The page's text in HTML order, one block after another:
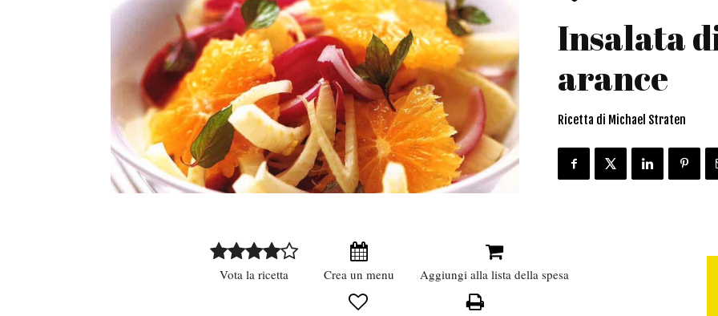
Insalata
arance
Ricetta di Michael Straten
Vota la ricetta Crea un menu Aggiungi alla lista della spesa